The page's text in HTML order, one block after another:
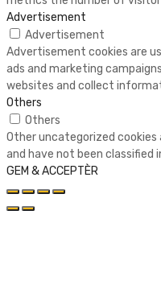
Advertisement
Advertisement
Advertisement cookies are
ads and marketing
websites and collect
Others
Others
Other uncategorized
and have not been classified
GEM & ACCEPTÈR